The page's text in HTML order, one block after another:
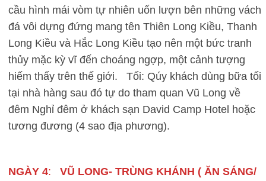
cầu hình mái vòm tự nhiên uốn lượn bên những vách
đá vôi dựng đứng mang tên Thiên Long Kiều, Thanh
Long Kiều và Hắc Long Kiều tạo nên một bức tranh
thủy mặc kỳ vĩ đến choáng ngợp, một cảnh tượng
hiếm thấy trên thế giới. Tối: Qúy khách dùng bữa tối
tại nhà hàng sau đó tự do tham quan Vũ Long về
đêm Nghỉ đêm ở khách sạn David Camp Hotel hoặc
tương đương (4 sao địa phương).
NGÀY 4:
VŨ LONG- TRÙNG KHÁNH ( ĂN SÁNG/